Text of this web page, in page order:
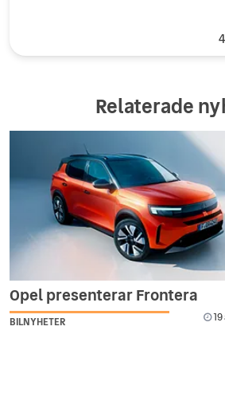
Relaterade
Opel presenterar Frontera
BILNYHETER 19